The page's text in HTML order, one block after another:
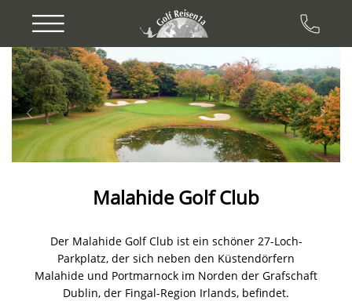
Previous
Malahide Golf Club
Der Malahide Golf Club ist ein schöner 27-Loch-
Parkplatz, der sich neben den Küstendörfern
Malahide und Portmarnock im Norden der Grafschaft
Dublin, der Fingal-Region Irlands, befindet.